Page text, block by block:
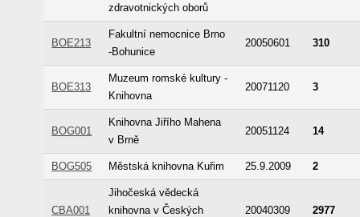
zdravotnických oborů
BOE213
Fakultní nemocnice Brno
-Bohunice
20050601 310
BOE313
Muzeum romské kultury -
Knihovna
20071120 3
BOG001
Knihovna Jiřího Mahena
v Brně
20051124 14
BOG505 Městská knihovna Kuřim 25.9.2009 2
CBA001
Jihočeská vědecká
knihovna v Českých
20040309 2977